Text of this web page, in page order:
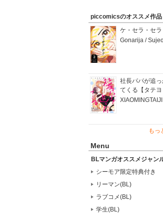
piccomicsのオススメ作品
ケ・セラ・セラ
Gonarija /
社長パパが追っ
てくる【タテヨ
XIAOMINGTAIJI
もっ
Menu
BLマンガオススメジャン
シーモア限定特典付き
リーマン(BL)
ラブコメ(BL)
学生(BL)